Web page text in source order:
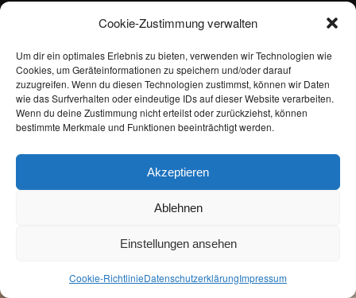
Cookie-Zustimmung verwalten
Um dir ein optimales Erlebnis zu bieten, verwenden wir Technologien wie
Cookies, um Geräteinformationen zu speichern und/oder darauf
zuzugreifen. Wenn du diesen Technologien zustimmst, können wir Daten
wie das Surfverhalten oder eindeutige IDs auf dieser Website verarbeiten.
Wenn du deine Zustimmung nicht erteilst oder zurückziehst, können
bestimmte Merkmale und Funktionen beeinträchtigt werden.
Akzeptieren
Ablehnen
Einstellungen ansehen
Cookie-RichtlinieDatenschutzerklärungImpressum
Datenschutzerklärung Stolz präsentiert von WordPress